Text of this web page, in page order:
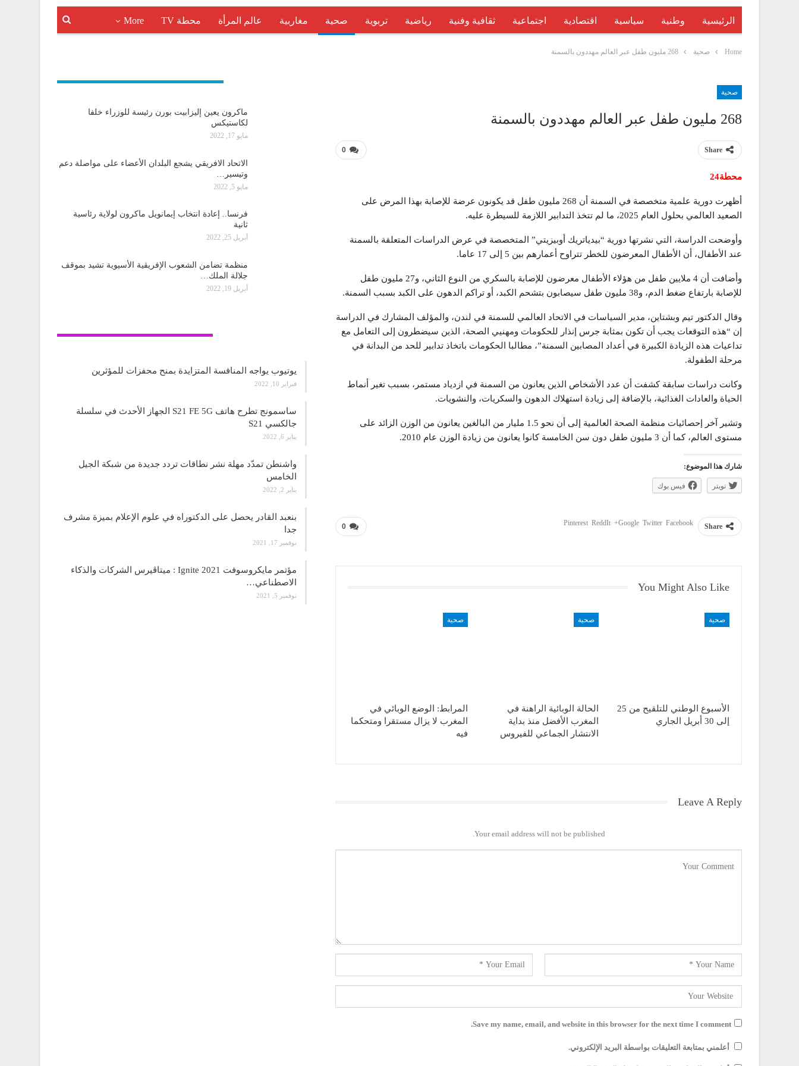
الرئيسية وطنية سياسية اقتصادية اجتماعية ثقافية وفنية رياضية تربوية صحية مغاربية عالم المرأة محطة TV More
Home صحية 268 مليون طفل عبر العالم مهددون بالسمنة
صحية
268 مليون طفل عبر العالم مهددون بالسمنة
0 Share
محطة24
أظهرت دورية علمية متخصصة في السمنة أن 268 مليون طفل قد يكونون عرضة للإصابة بهذا المرض على
الصعيد العالمي بحلول العام 2025، ما لم تتخذ التدابير اللازمة للسيطرة عليه.
وأوضحت الدراسة، التي نشرتها دورية “بيدياتريك أوبيزيتي” المتخصصة في عرض الدراسات المتعلقة بالسمنة
عند الأطفال، أن الأطفال المعرضون للخطر تتراوح أعمارهم بين 5 إلى 17 عاما.
وأضافت أن 4 ملايين طفل من هؤلاء الأطفال معرضون للإصابة بالسكري من النوع الثاني، و27 مليون طفل
للإصابة بارتفاع ضغط الدم، و38 مليون طفل سيصابون بتشحم الكبد، أو تراكم الدهون على الكبد بسبب السمنة.
وقال الدكتور تيم وبشتاين، مدير السياسات في الاتحاد العالمي للسمنة في لندن، والمؤلف المشارك في الدراسة
إن “هذه التوقعات يجب أن تكون بمثابة جرس إنذار للحكومات ومهنيي الصحة، الذين سيضطرون إلى التعامل مع
تداعيات هذه الزيادة الكبيرة في أعداد المصابين السمنة”، مطالبا الحكومات باتخاذ تدابير للحد من البدانة في
مرحلة الطفولة.
وكانت دراسات سابقة كشفت أن عدد الأشخاص الذين يعانون من السمنة في ازدياد مستمر، بسبب تغير أنماط
الحياة والعادات الغذائية، بالإضافة إلى زيادة استهلاك الدهون والسكريات، والنشويات.
وتشير آخر إحصائيات منظمة الصحة العالمية إلى أن نحو 1.5 مليار من البالغين يعانون من الوزن الزائد على
مستوى العالم، كما أن 3 مليون طفل دون سن الخامسة كانوا يعانون من زيادة الوزن عام 2010.
شارك هذا الموضوع:
تويتر فيس بوك
0 Share
Facebook
Twitter
Google+
ReddIt
Pinterest
You Might Also Like
صحية
الأسبوع الوطني للتلقيح من 25
إلى 30 أبريل الجاري
صحية
الحالة الوبائية الراهنة في
المغرب الأفضل منذ بداية
الانتشار الجماعي للفيروس
صحية
المرابط: الوضع الوبائي في
المغرب لا يزال مستقرا ومتحكما
فيه
Leave A Reply
Your email address will not be published.
Save my name, email, and website in this browser for the next time I comment.
أعلمني بمتابعة التعليقات بواسطة البريد الإلكتروني.
ماكرون يعين إليزابيت بورن رئيسة للوزراء خلفا
لكاستيكس
مايو 17, 2022
الاتحاد الافريقي يشجع البلدان الأعضاء على مواصلة دعم
وتيسير…
مايو 5, 2022
فرنسا.. إعادة انتخاب إيمانويل ماكرون لولاية رئاسية
ثانية
أبريل 25, 2022
منظمة تضامن الشعوب الإفريقية الأسيوية تشيد بموقف
جلالة الملك…
أبريل 19, 2022
يوتيوب يواجه المنافسة المتزايدة بمنح محفزات للمؤثرين
فبراير 10, 2022
ساسمونج تطرح هاتف S21 FE 5G الجهاز الأحدث في سلسلة
جالكسي S21
يناير 6, 2022
واشنطن تمدّد مهلة نشر نطاقات تردد جديدة من شبكة الجيل
الخامس
يناير 2, 2022
بنعبد القادر يحصل على الدكتوراه في علوم الإعلام بميزة مشرف
جدا
نوفمبر 17, 2021
مؤتمر مايكروسوفت Ignite 2021 : ميتاڤيرس الشركات والذكاء
الاصطناعي…
نوفمبر 5, 2021